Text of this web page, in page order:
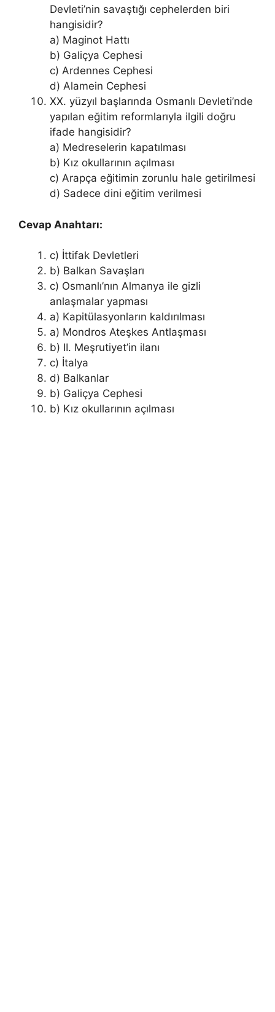
Devleti’nin savaştığı cephelerden biri
hangisidir?
a) Maginot Hattı
b) Galiçya Cephesi
c) Ardennes Cephesi
d) Alamein Cephesi
XX. yüzyıl başlarında Osmanlı Devleti’nde
yapılan eğitim reformlarıyla ilgili doğru
ifade hangisidir?
a) Medreselerin kapatılması
b) Kız okullarının açılması
c) Arapça eğitimin zorunlu hale getirilmesi
d) Sadece dini eğitim verilmesi
Cevap Anahtarı:
c) İttifak Devletleri
b) Balkan Savaşları
c) Osmanlı’nın Almanya ile gizli
anlaşmalar yapması
a) Kapitülasyonların kaldırılması
a) Mondros Ateşkes Antlaşması
b) II. Meşrutiyet’in ilanı
c) İtalya
d) Balkanlar
b) Galiçya Cephesi
b) Kız okullarının açılması